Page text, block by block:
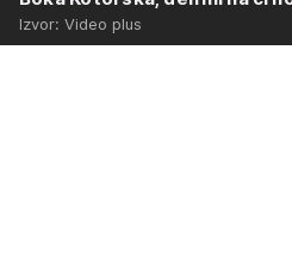
Izvor: Video plus